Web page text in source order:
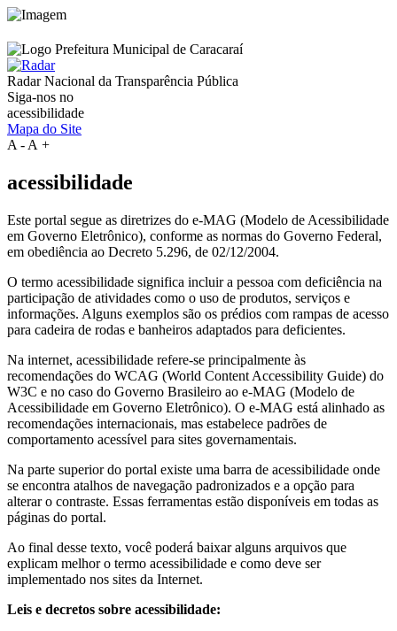
Radar Nacional da Transparência Pública
Siga-nos no
acessibilidade
Mapa do Site
A-A +
acessibilidade
Este portal segue as diretrizes do e-MAG (Modelo de Acessibilidade
em Governo Eletrônico), conforme as normas do Governo Federal,
em obediência ao Decreto 5.296, de 02/12/2004.
O termo acessibilidade significa incluir a pessoa com deficiência na
participação de atividades como o uso de produtos, serviços e
informações. Alguns exemplos são os prédios com rampas de acesso
para cadeira de rodas e banheiros adaptados para deficientes.
Na internet, acessibilidade refere-se principalmente às
recomendações do WCAG (World Content Accessibility Guide) do
W3C e no caso do Governo Brasileiro ao e-MAG (Modelo de
Acessibilidade em Governo Eletrônico). O e-MAG está alinhado as
recomendações internacionais, mas estabelece padrões de
comportamento acessível para sites governamentais.
Na parte superior do portal existe uma barra de acessibilidade onde
se encontra atalhos de navegação padronizados e a opção para
alterar o contraste. Essas ferramentas estão disponíveis em todas as
páginas do portal.
Ao final desse texto, você poderá baixar alguns arquivos que
explicam melhor o termo acessibilidade e como deve ser
implementado nos sites da Internet.
Leis e decretos sobre acessibilidade: